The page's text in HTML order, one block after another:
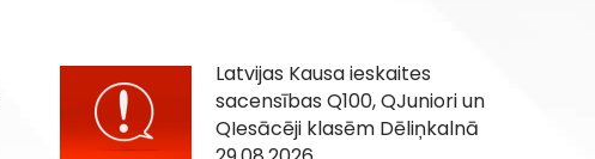
Latvijas Kausa ieskaites
sacensības Q100, QJuniori un
QIesācēji klasēm Dēliņkalnā